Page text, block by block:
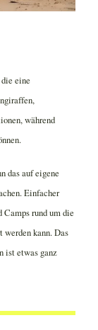
eine
während
das auf eigene
Einfacher
Camps rund um die
kann. Das
ist etwas ganz